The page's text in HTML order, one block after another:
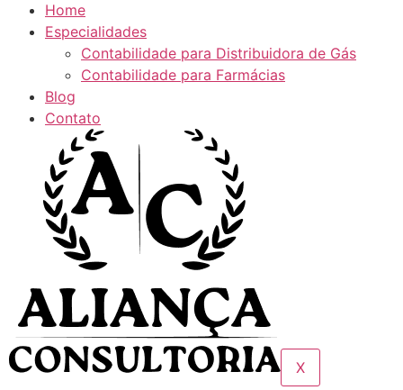
Home
Especialidades
Contabilidade para Distribuidora de Gás
Contabilidade para Farmácias
Blog
Contato
X